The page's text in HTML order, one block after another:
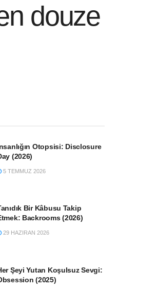
douze
Otopsisi: Disclosure
(2026)
5 TEMMUZ 2026
Bir Kâbusu Takip
Backrooms (2026)
29 HAZIRAN 2026
Şeyi Yutan Koşulsuz Sevgi:
(2025)